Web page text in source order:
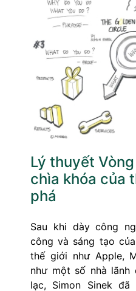
Lý thuyết
chìa khóa của
phá
Sau khi dày công
công và sáng tạo
thế giới như Apple,
như một số nhà lãnh
lạc, Simon Sinek